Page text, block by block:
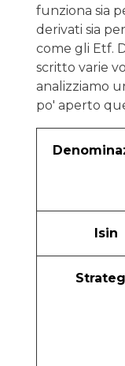
funziona sia
derivati sia
come gli Etf.
scritto varie
analizziamo
po' aperto
Isin